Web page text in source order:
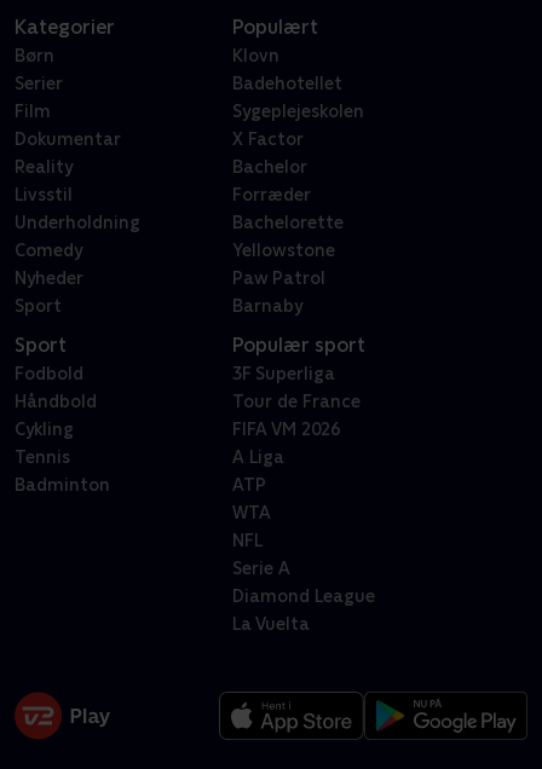
Kategorier
Børn
Serier
Film
Dokumentar
Reality
Livsstil
Underholdning
Comedy
Nyheder
Sport
Populært
Klovn
Badehotellet
Sygeplejeskolen
X Factor
Bachelor
Forræder
Bachelorette
Yellowstone
Paw Patrol
Barnaby
Sport
Fodbold
Håndbold
Cykling
Tennis
Badminton
Populær sport
3F Superliga
Tour de France
FIFA VM 2026
A Liga
ATP
WTA
NFL
Serie A
Diamond League
La Vuelta